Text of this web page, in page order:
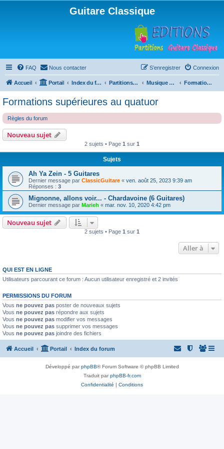
Guitare Classique
FAQ Nous contacter Connexion
S’enregistrer
Accueil Portail Index du forum Partitions pour guitare en libre téléchargement Musique d'ensemble Formations supérieures au quatuor
Formations supérieures au quatuor
Règles du forum
Nouveau sujet
2 sujets • Page 1 sur 1
Sujets
Ah Ya Zein - 5 Guitares
Dernier message par ClassicGuitare « ven. août 25, 2023 9:39 am
Réponses : 3
Mignonne, allons voir... - Chardavoine (6 Guitares)
Dernier message par Marieh « mar. nov. 10, 2020 4:42 pm
Nouveau sujet
2 sujets • Page 1 sur 1
Aller à
QUI EST EN LIGNE
Utilisateurs parcourant ce forum : Aucun utilisateur enregistré et 2 invités
PERMISSIONS DU FORUM
Vous ne pouvez pas poster de nouveaux sujets
Vous ne pouvez pas répondre aux sujets
Vous ne pouvez pas modifier vos messages
Vous ne pouvez pas supprimer vos messages
Vous ne pouvez pas joindre des fichiers
Accueil Portail Index du forum
Développé parphpBB® Forum Software © phpBB Limited
Traduit parphpBB-fr.com
Confidentialité | Conditions